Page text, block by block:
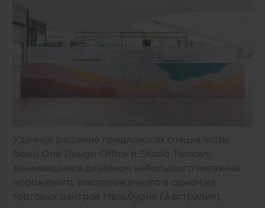
Удачное решение предложили специалисты
бюро One Design Office и Studio Twocan,
занимавшиеся дизайном небольшого магазина
мороженого, расположенного в одном из
торговых центров Мельбурна (Австралия).